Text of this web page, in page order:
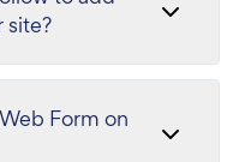
site?
Form on